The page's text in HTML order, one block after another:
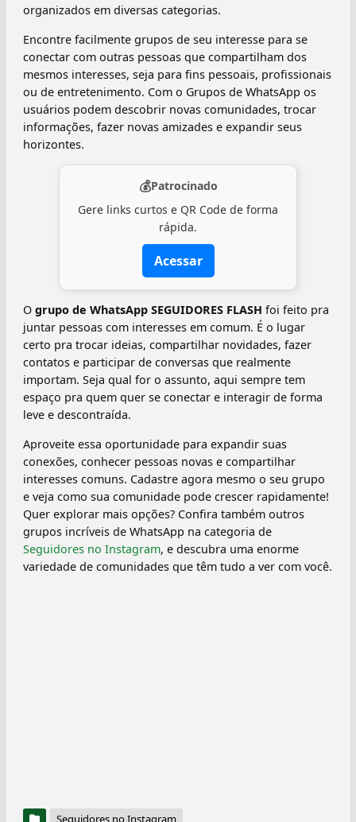
organizados em diversas categorias.
Encontre facilmente grupos de seu interesse para se
conectar com outras pessoas que compartilham dos
mesmos interesses, seja para fins pessoais, profissionais
ou de entretenimento. Com o Grupos de WhatsApp os
usuários podem descobrir novas comunidades, trocar
informações, fazer novas amizades e expandir seus
horizontes.
💰Patrocinado
Gere links curtos e QR Code de forma
rápida.
Acessar
O grupo de WhatsApp SEGUIDORES FLASH foi feito pra
juntar pessoas com interesses em comum. É o lugar
certo pra trocar ideias, compartilhar novidades, fazer
contatos e participar de conversas que realmente
importam. Seja qual for o assunto, aqui sempre tem
espaço pra quem quer se conectar e interagir de forma
leve e descontraída.
Aproveite essa oportunidade para expandir suas
conexões, conhecer pessoas novas e compartilhar
interesses comuns. Cadastre agora mesmo o seu grupo
e veja como sua comunidade pode crescer rapidamente!
Quer explorar mais opções? Confira também outros
grupos incríveis de WhatsApp na categoria de
Seguidores no Instagram, e descubra uma enorme
variedade de comunidades que têm tudo a ver com você.
Seguidores no Instagram